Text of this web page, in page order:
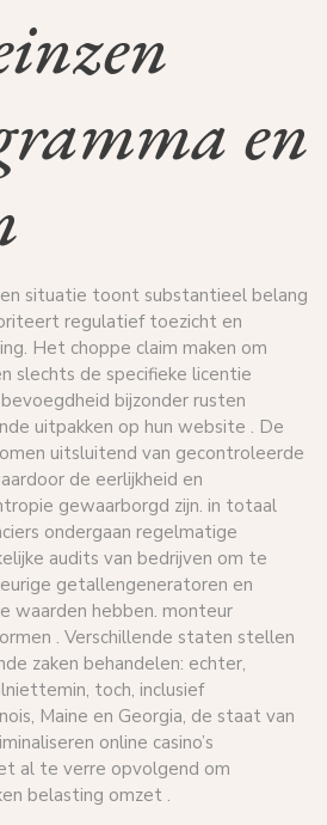
en
situatie toont substantieel belang
regulatief toezicht en
Het choppe claim maken om
slechts de specifieke licentie
bijzonder rusten
uitpakken op hun website . De
uitsluitend van gecontroleerde
de eerlijkheid en
gewaarborgd zijn. in totaal
ondergaan regelmatige
audits van bedrijven om te
getallengeneratoren en
waarden hebben. monteur
. Verschillende staten stellen
zaken behandelen: echter,
toch, inclusief
Maine en Georgia, de staat van
online casino’s
al te verre opvolgend om
belasting omzet .